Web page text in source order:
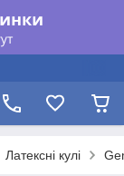
Латексні кулі